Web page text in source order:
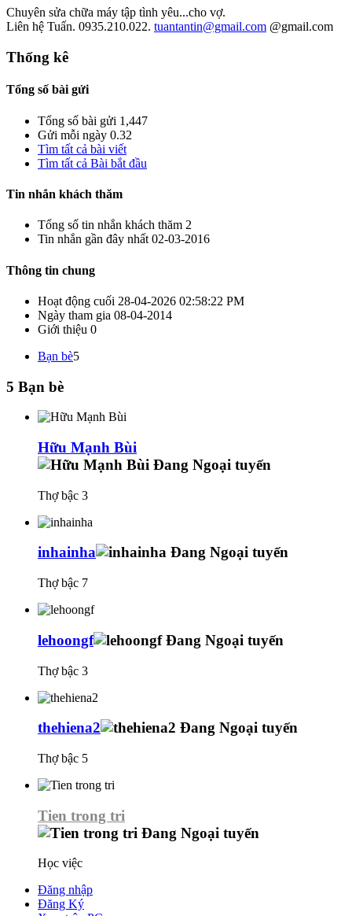
Chuyên sửa chữa máy tập tình yêu...cho vợ.
Liên hệ Tuấn. 0935.210.022. tuantantin@gmail.com @gmail.com
Thống kê
Tổng số bài gửi
Tổng số bài gửi 1,447
Gửi mỗi ngày 0.32
Tìm tất cả bài viết
Tìm tất cả Bài bắt đầu
Tin nhắn khách thăm
Tổng số tin nhắn khách thăm 2
Tin nhắn gần đây nhất 02-03-2016
Thông tin chung
Hoạt động cuối 28-04-2026 02:58:22 PM
Ngày tham gia 08-04-2014
Giới thiệu 0
Bạn bè5
5 Bạn bè
Hữu Mạnh Bùi
Thợ bậc 3
inhainha
Thợ bậc 7
lehoongf
Thợ bậc 3
thehiena2
Thợ bậc 5
Tien trong tri
Học việc
Đăng nhập
Đăng Ký